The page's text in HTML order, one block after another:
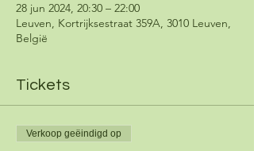
28 jun 2024, 20:30 – 22:00
Leuven, Kortrijksestraat 359A, 3010 Leuven,
België
Tickets
Verkoop geëindigd op